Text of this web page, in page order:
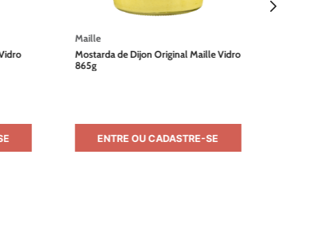
Maille
Mostarda de Dijon Original Maille Vidro
865g
ENTRE OU CADASTRE-SE